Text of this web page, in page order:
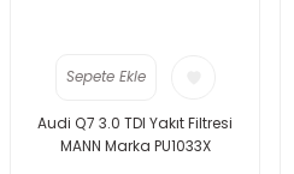
Sepete Ekle
Audi Q7 3.0 TDI Yakıt Filtresi
MANN Marka PU1033X